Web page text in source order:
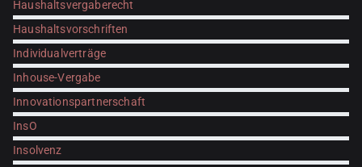
Haushaltsvergaberecht
Haushaltsvorschriften
Individualverträge
Inhouse-Vergabe
Innovationspartnerschaft
InsO
Insolvenz